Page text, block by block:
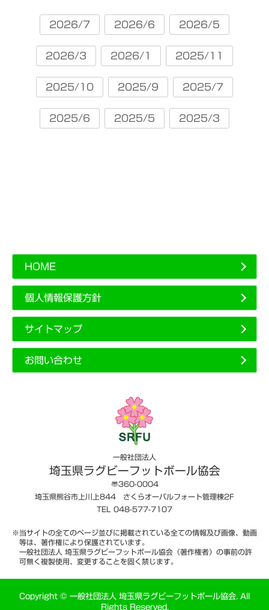
2026/7 2026/6 2026/5
2026/3 2026/1 2025/11
2025/10 2025/9 2025/7
2025/6 2025/5 2025/3
HOME
個人情報保護方針
サイトマップ
お問い合わせ
一般社団法人
埼玉県ラグビーフットボール協会
〠360-0004
埼玉県熊谷市上川上844 さくらオーバルフォート管理棟2F
TEL 048-577-7107
※当サイトの全てのページ並びに掲載されている全ての情報及び画像、動画
等は、著作権により保護されています。
一般社団法人 埼玉県ラグビーフットボール協会（著作権者）の事前の許
可無く複製使用、変更することを固く禁じます。
Copyright © 一般社団法人 埼玉県ラグビーフットボール協会. All
Rights Reserved.